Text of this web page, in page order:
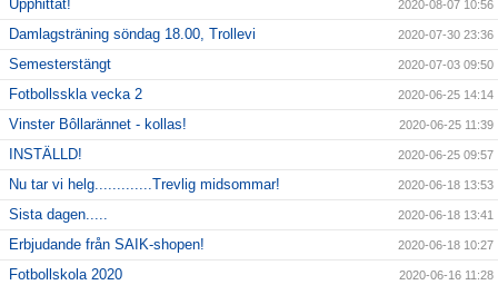
Upphittat! 2020-08-07 10:56
Damlagsträning söndag 18.00, Trollevi 2020-07-30 23:36
Semesterstängt 2020-07-03 09:50
Fotbollsskla vecka 2 2020-06-25 14:14
Vinster Bôllarännet - kollas! 2020-06-25 11:39
INSTÄLLD! 2020-06-25 09:57
Nu tar vi helg.............Trevlig midsommar! 2020-06-18 13:53
Sista dagen..... 2020-06-18 13:41
Erbjudande från SAIK-shopen! 2020-06-18 10:27
Fotbollskola 2020 2020-06-16 11:28